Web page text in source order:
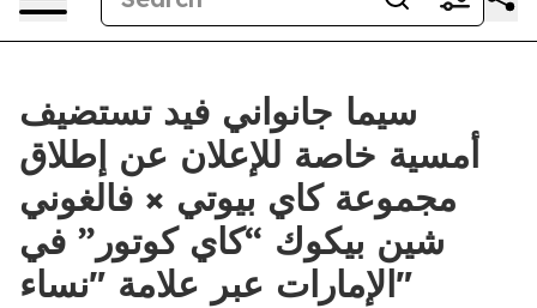
سيما جانواني فيد تستضيف
أمسية خاصة للإعلان عن إطلاق
مجموعة كاي بيوتي × فالغوني
شين بيكوك “كاي كوتور” في
الإمارات عبر علامة "نساء"